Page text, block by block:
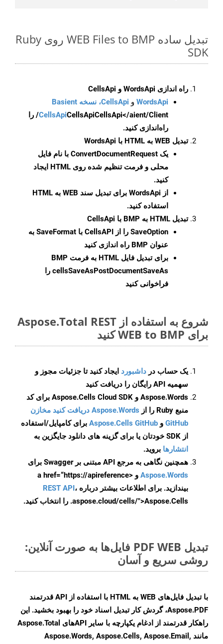
تبدیل ساده WEB Files to BMP روی Ruby
SDK
راه اندازی WordsApi و CellsApi
WordsApi و CellsApi، نسخه Basient
CellsApiCellsApi
CellsApi</aient/Client/ را
راه‌اندازی کنید.
تبدیل WEB به HTML با WordsApi
یک ConvertDocumentRequest با نام فایل
محلی و فرمت تنظیم شده روی HTML ایجاد
کنید.
از WordsApi برای تبدیل سند WEB به HTML
استفاده کنید.
تبدیل HTML به BMP با CellsApi
SaveOption
را از CellsAPI با SaveFormat به
عنوان BMP راه اندازی کنید
برای تبدیل فایل HTML به فرمت
BMP
cellsSaveAsPostDocumentSaveAs را
فراخوانی کنید
شروع به استفاده از Aspose.Total REST
برای WEB to BMP کنید
یک حساب در داشبورد ایجاد کنید تا جزئیات مجوز و
سهمیه API رایگان را دریافت کنید
Aspose.Words و Aspose.Cells Cloud SDK برای کد
منبع Ruby را از
Aspose.Words دریافت کنید مخازن
GitHub و Aspose.Cells GitHub برای کامپایل/استفاده
از SDK خودتان یا برای گزینه های دانلود جایگزین به
انتشارها بروید.
همچنین نگاهی به مرجع API مبتنی بر Swagger برای
Aspose.Words
و <a href=“https://apireference
بیندازید. برای اطلاعات بیشتر درباره REST API،
.aspose.cloud/cells/">Aspose.Cells را انتخاب کنید.
تبدیل PDF WEB فایل‌ها به صورت آنلاین:
روشی سریع و آسان
با تبدیل فایل‌های WEB به HTML با استفاده از API قدرتمند
Aspose.PDF، گردش کار تبدیل اسناد خود را بهبود بخشید. این
راهکار قدرتمند از ادغام یکپارچه با سایر APIهای Aspose.Total
مانند Aspose.Words, Aspose.Cells, Aspose.Email,